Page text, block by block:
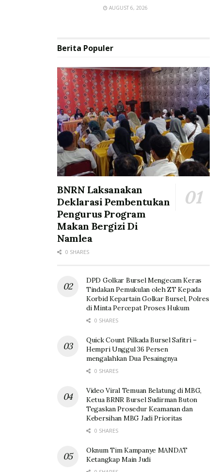
AUGUST 6, 2026
Berita Populer
BNRN Laksanakan
Deklarasi Pembentukan
Pengurus Program
Makan Bergizi Di
Namlea
0 SHARES
DPD Golkar Bursel Mengecam Keras
Tindakan Pemukulan oleh ZT Kepada
Korbid Kepartain Golkar Bursel, Polres
di Minta Percepat Proses Hukum
0 SHARES
Quick Count Pilkada Bursel Safitri –
Hempri Unggul 36 Persen
mengalahkan Dua Pesaingnya
0 SHARES
Video Viral Temuan Belatung di MBG,
Ketua BRNR Bursel Sudirman Buton
Tegaskan Prosedur Keamanan dan
Kebersihan MBG Jadi Prioritas
0 SHARES
Oknum Tim Kampanye MANDAT
Ketangkap Main Judi